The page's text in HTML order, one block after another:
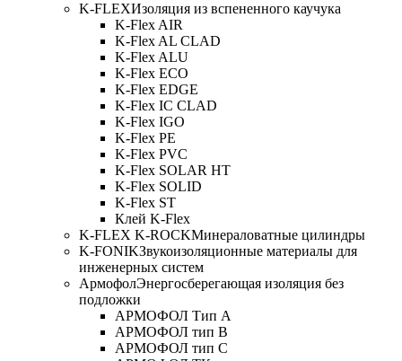
K-FLEXИзоляция из вспененного каучука
K-Flex AIR
K-Flex AL CLAD
K-Flex ALU
K-Flex ECO
K-Flex EDGE
K-Flex IC CLAD
K-Flex IGO
K-Flex PE
K-Flex PVC
K-Flex SOLAR HT
K-Flex SOLID
K-Flex ST
Клей K-Flex
K-FLEX K-ROCKМинераловатные цилиндры
K-FONIKЗвукоизоляционные материалы для
инженерных систем
АрмофолЭнергосберегающая изоляция без
подложки
АРМОФОЛ Тип А
АРМОФОЛ тип В
АРМОФОЛ тип C